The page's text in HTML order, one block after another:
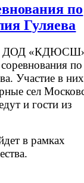
по
Гуляева
ДОД
по
Участие в них
сел
и гости из
в рамках